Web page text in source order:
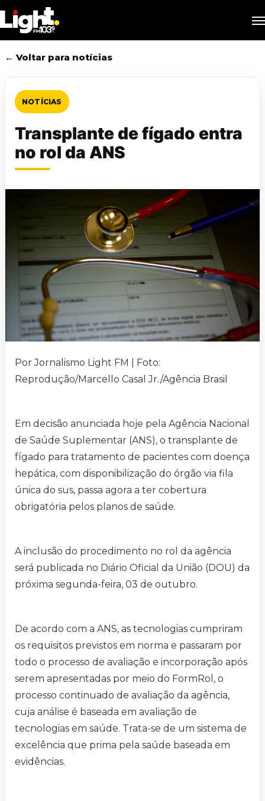
to
main
content
← Voltar para notícias
NOTÍCIAS
Transplante de fígado entra
no rol da ANS
Por Jornalismo Light FM | Foto:
Reprodução/Marcello Casal Jr./Agência Brasil
Em decisão anunciada hoje pela Agência Nacional
de Saúde Suplementar (ANS), o transplante de
fígado para tratamento de pacientes com doença
hepática, com disponibilização do órgão via fila
única do sus, passa agora a ter cobertura
obrigatória pelos planos de saúde.
A inclusão do procedimento no rol da agência
será publicada no Diário Oficial da União (DOU) da
próxima segunda-feira, 03 de outubro.
De acordo com a ANS, as tecnologias cumpriram
os requisitos previstos em norma e passaram por
todo o processo de avaliação e incorporação após
serem apresentadas por meio do FormRol, o
processo continuado de avaliação da agência,
cuja análise é baseada em avaliação de
tecnologias em saúde. Trata-se de um sistema de
excelência que prima pela saúde baseada em
evidências.